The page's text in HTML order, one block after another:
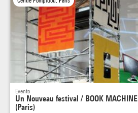
Evento
Un Nouveau festival / BOOK MACHINE
(Paris)